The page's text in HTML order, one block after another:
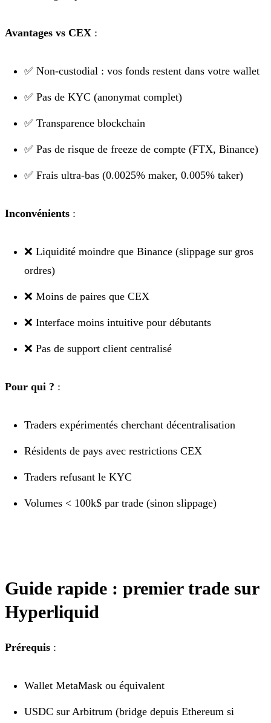
Avantages vs CEX :
✅ Non-custodial : vos fonds restent dans votre wallet
✅ Pas de KYC (anonymat complet)
✅ Transparence blockchain
✅ Pas de risque de freeze de compte (FTX, Binance)
✅ Frais ultra-bas (0.0025% maker, 0.005% taker)
Inconvénients :
❌ Liquidité moindre que Binance (slippage sur gros
ordres)
❌ Moins de paires que CEX
❌ Interface moins intuitive pour débutants
❌ Pas de support client centralisé
Pour qui ? :
Traders expérimentés cherchant décentralisation
Résidents de pays avec restrictions CEX
Traders refusant le KYC
Volumes < 100k$ par trade (sinon slippage)
Guide rapide : premier trade sur
Hyperliquid
Prérequis :
Wallet MetaMask ou équivalent
USDC sur Arbitrum (bridge depuis Ethereum si